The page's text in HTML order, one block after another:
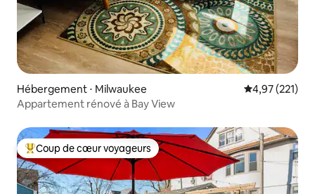
Hébergement ⋅ Milwaukee Évaluation
4,97 (221)
Appartement rénové à Bay View
Coups de cœur voyageurs les plus appréciés
Coup de cœur voyageurs